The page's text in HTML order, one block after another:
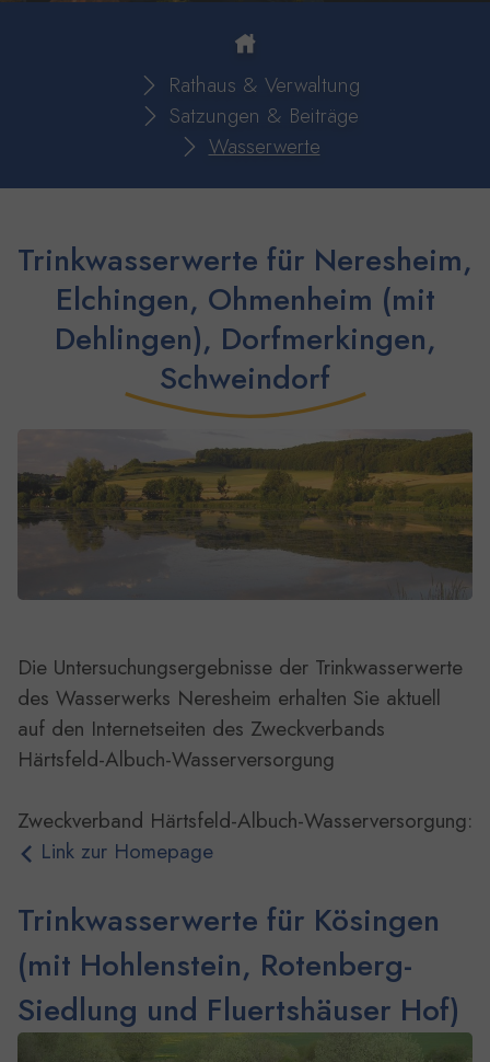
Rathaus & Verwaltung
Satzungen & Beiträge
Wasserwerte
Trinkwasserwerte für Neresheim,
Elchingen, Ohmenheim (mit
Dehlingen), Dorfmerkingen,
Schweindorf
Show larger version for:
Die Untersuchungsergebnisse der Trinkwasserwerte
des Wasserwerks Neresheim erhalten Sie aktuell
auf den Internetseiten des Zweckverbands
Härtsfeld-Albuch-Wasserversorgung
Zweckverband Härtsfeld-Albuch-Wasserversorgung:
Link zur Homepage
Trinkwasserwerte für Kösingen
(mit Hohlenstein, Rotenberg-
Siedlung und Fluertshäuser Hof)
Show larger version for: